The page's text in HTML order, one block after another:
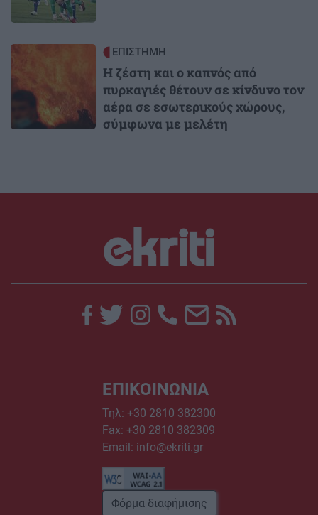
ΕΠΙΣΤΗΜΗ
Η ζέστη και ο καπνός από
πυρκαγιές θέτουν σε κίνδυνο τον
αέρα σε εσωτερικούς χώρους,
σύμφωνα με μελέτη
ΕΠΙΚΟΙΝΩΝΙΑ
Τηλ: +30 2810 382300
Fax: +30 2810 382309
Email: info@ekriti.gr
Φόρμα διαφήμισης